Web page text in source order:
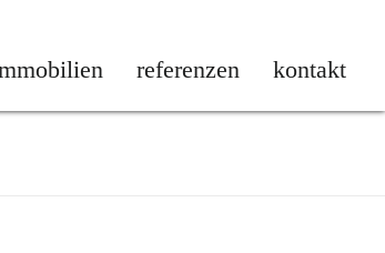
referenzen kontakt